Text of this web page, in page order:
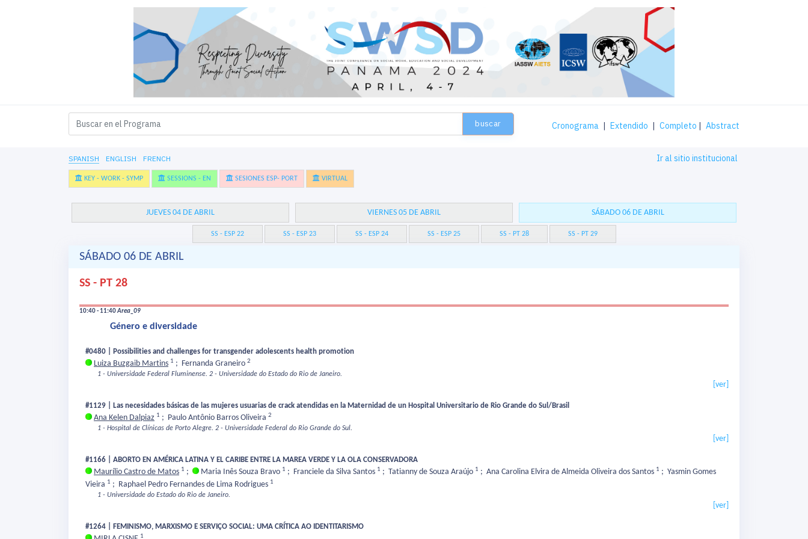
buscar Cronograma | Extendido | Completo | Abstract
SPANISH ENGLISH FRENCH Ir al sitio institucional
KEY - WORK - SYMP SESSIONS - EN SESIONES ESP- PORT VIRTUAL
JUEVES 04 DE ABRIL VIERNES 05 DE ABRIL SÁBADO 06 DE ABRIL
SS - ESP 22 SS - ESP 23 SS - ESP 24 SS - ESP 25 SS - PT 28 SS - PT 29
SÁBADO 06 DE ABRIL
SS - PT 28
10:40 - 11:40Area_09
Género e diversidade
#0480 | Possibilities and challenges for transgender adolescents health promotion
Luiza Buzgaib Martins 1 ; Fernanda Graneiro 2
1 - Universidade Federal Fluminense. 2 - Universidade do Estado do Rio de Janeiro.
[ver]
#1129 | Las necesidades básicas de las mujeres usuarias de crack atendidas en la Maternidad de un Hospital Universitario de Rio Grande do Sul/Brasil
Ana Kelen Dalpiaz 1 ; Paulo Antônio Barros Oliveira 2
1 - Hospital de Clínicas de Porto Alegre. 2 - Universidade Federal do Rio Grande do Sul.
[ver]
#1166 | ABORTO EN AMÉRICA LATINA Y EL CARIBE ENTRE LA MAREA VERDE Y LA OLA CONSERVADORA
Maurílio Castro de Matos 1 ; Maria Inês Souza Bravo 1 ; Franciele da Silva Santos 1 ; Tatianny de Souza Araújo 1 ; Ana Carolina Elvira de Almeida Oliveira dos Santos 1 ; Yasmin Gomes
Vieira 1 ; Raphael Pedro Fernandes de Lima Rodrigues 1
1 - Universidade do Estado do Rio de Janeiro.
[ver]
#1264 | FEMINISMO, MARXISMO E SERVIÇO SOCIAL: UMA CRÍTICA AO IDENTITARISMO
1